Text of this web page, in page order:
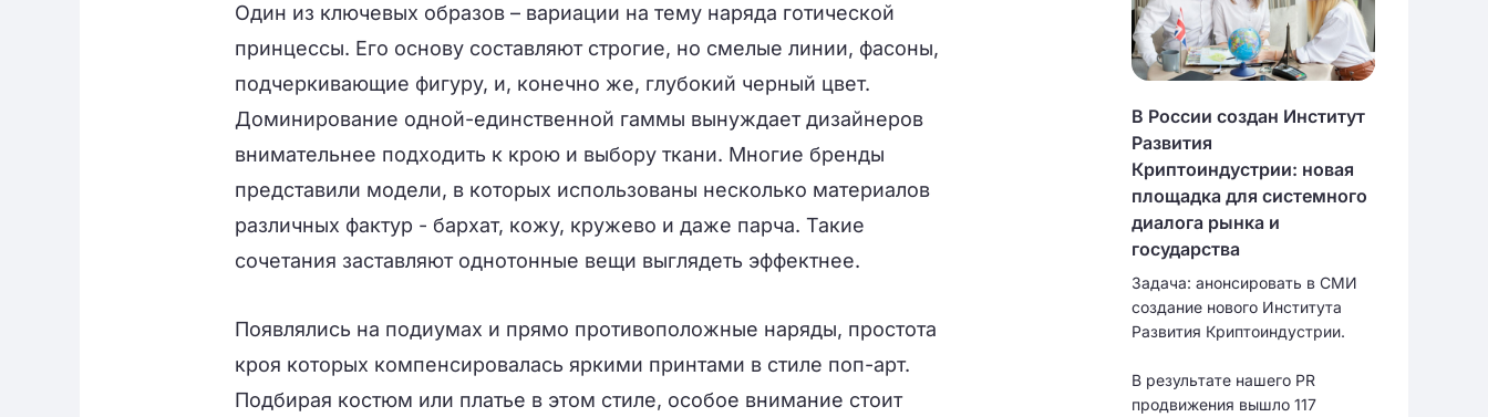
Один из ключевых образов – вариации на тему наряда готической
принцессы. Его основу составляют строгие, но смелые линии, фасоны,
подчеркивающие фигуру, и, конечно же, глубокий черный цвет.
Доминирование одной-единственной гаммы вынуждает дизайнеров
внимательнее подходить к крою и выбору ткани. Многие бренды
представили модели, в которых использованы несколько материалов
различных фактур - бархат, кожу, кружево и даже парча. Такие
сочетания заставляют однотонные вещи выглядеть эффектнее.
Появлялись на подиумах и прямо противоположные наряды, простота
кроя которых компенсировалась яркими принтами в стиле поп-арт.
Подбирая костюм или платье в этом стиле, особое внимание стоит
В России создан Институт
Развития
Криптоиндустрии: новая
площадка для системного
диалога рынка и
государства
Задача: анонсировать в СМИ
создание нового Института
Развития Криптоиндустрии.
В результате нашего PR
продвижения вышло 117